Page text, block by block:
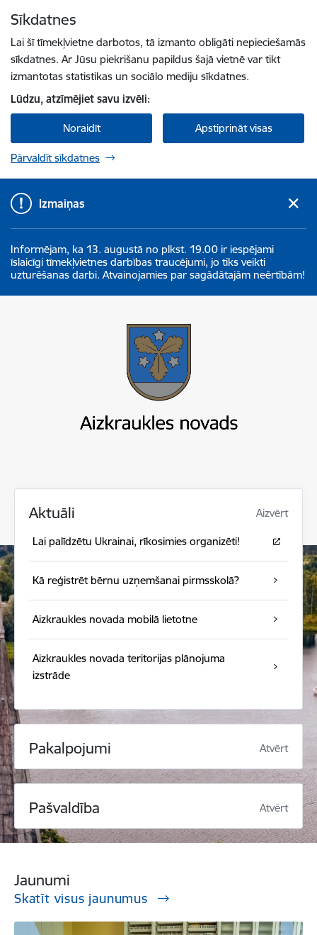
Sīkdatnes
Lai šī tīmekļvietne darbotos, tā izmanto obligāti nepieciešamās
sīkdatnes. Ar Jūsu piekrišanu papildus šajā vietnē var tikt
izmantotas statistikas un sociālo mediju sīkdatnes.
Lūdzu, atzīmējiet savu izvēli:
Noraidīt Apstiprināt visas
Pārvaldīt sīkdatnes
Izmaiņas
Informējam, ka 13. augustā no plkst. 19.00 ir iespējami
īslaicīgi tīmekļvietnes darbības traucējumi, jo tiks veikti
uzturēšanas darbi. Atvainojamies par sagādātajām neērtībām!
Aktuāli Aizvērt
Lai palīdzētu Ukrainai, rīkosimies organizēti!
Kā reģistrēt bērnu uzņemšanai pirmsskolā?
Aizkraukles novada mobilā lietotne
Aizkraukles novada teritorijas plānojuma
izstrāde
Pakalpojumi Atvērt
Pašvaldība Atvērt
Jaunumi
Skatīt visus jaunumus